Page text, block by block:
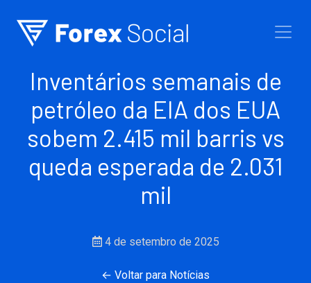
Inventários semanais de
petróleo da EIA dos EUA
sobem 2.415 mil barris vs
queda esperada de 2.031
mil
4 de setembro de 2025
← Voltar para Notícias